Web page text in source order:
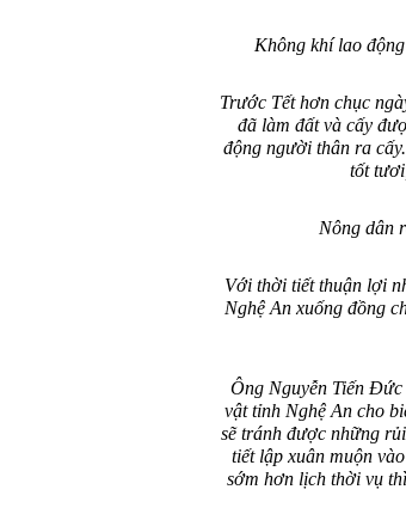
Không khí lao
Trước Tết hơn chục
đã làm đất và cấy
động người thân ra
tốt
Nông dân
Với thời tiết thuận lợi
Nghệ An xuống đồng
Ông Nguyễn Tiến
vật tỉnh Nghệ An cho
sẽ tránh được những
tiết lập xuân muộn
sớm hơn lịch thời vụ